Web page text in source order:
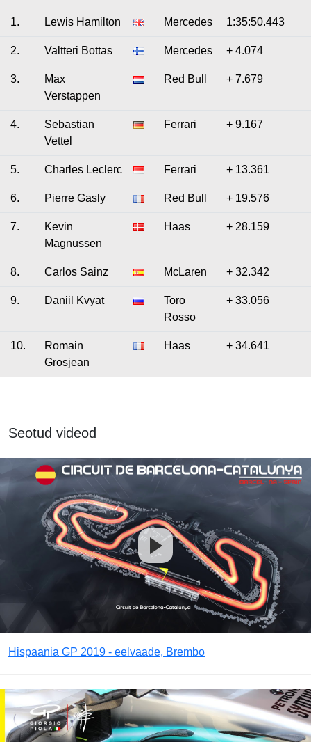
1. Lewis Hamilton Mercedes 1:35:50.443
2. Valtteri Bottas Mercedes + 4.074
3.
Max
Verstappen
Red Bull + 7.679
4.
Sebastian
Vettel
Ferrari + 9.167
5. Charles Leclerc Ferrari + 13.361
6. Pierre Gasly Red Bull + 19.576
7.
Kevin
Magnussen
Haas + 28.159
8. Carlos Sainz McLaren + 32.342
9. Daniil Kvyat
Toro
Rosso
+ 33.056
10.
Romain
Grosjean
Haas + 34.641
Seotud videod
Hispaania GP 2019 - eelvaade, Brembo